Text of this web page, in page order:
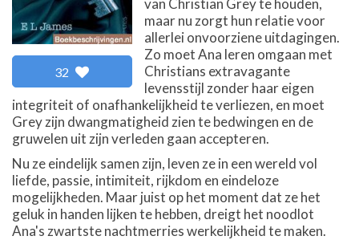
32
van Christian Grey te houden,
maar nu zorgt hun relatie voor
allerlei onvoorziene uitdagingen.
Zo moet Ana leren omgaan met
Christians extravagante
levensstijl zonder haar eigen
integriteit of onafhankelijkheid te verliezen, en moet
Grey zijn dwangmatigheid zien te bedwingen en de
gruwelen uit zijn verleden gaan accepteren.
Nu ze eindelijk samen zijn, leven ze in een wereld vol
liefde, passie, intimiteit, rijkdom en eindeloze
mogelijkheden. Maar juist op het moment dat ze het
geluk in handen lijken te hebben, dreigt het noodlot
Ana's zwartste nachtmerries werkelijkheid te maken.